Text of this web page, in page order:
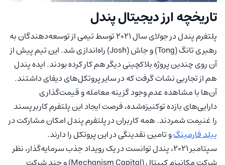
تاریخچه ارز دیجیتال پندل
پلتفرم پندل در جولای سال ۲۰۲۱ توسط تیمی از توسعه‌دهندگان به
رهبری تانگ (Tong) و جاش (Josh) راه‌اندازی شد. این تیم پیش از
آن روی چندین پروژه بلاکچینی دیگر هم کار کرده بودند. ایده پندل
هم از تجاربی نشات گرفت که در سایر پروتکل‌های دیفای داشتند.
آن‌ها با مشاهده عدم وجود گزینه معامله و قیمت‌گذاری
دارایی‌های بازده توکنیزه‌شده، فرصت ایجاد این پلتفرم کاربرپسند
را غنیمت شمردند. همه کاربران در پلتفرم پندل امکان مشارکت در
ییلد فارمینگو تامین نقدینگی در این پروتکل را دارند.
سپتامبر ۲۰۲۱، پندل توانست در یک رویداد جذب سرمایه‌گذار، نظر